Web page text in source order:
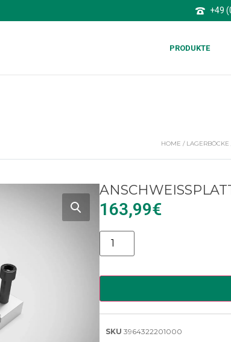
+49
PRODUKTE
HOME / LAGERBÖCKE
163,99€
Alternative:
SKU 3964322201000